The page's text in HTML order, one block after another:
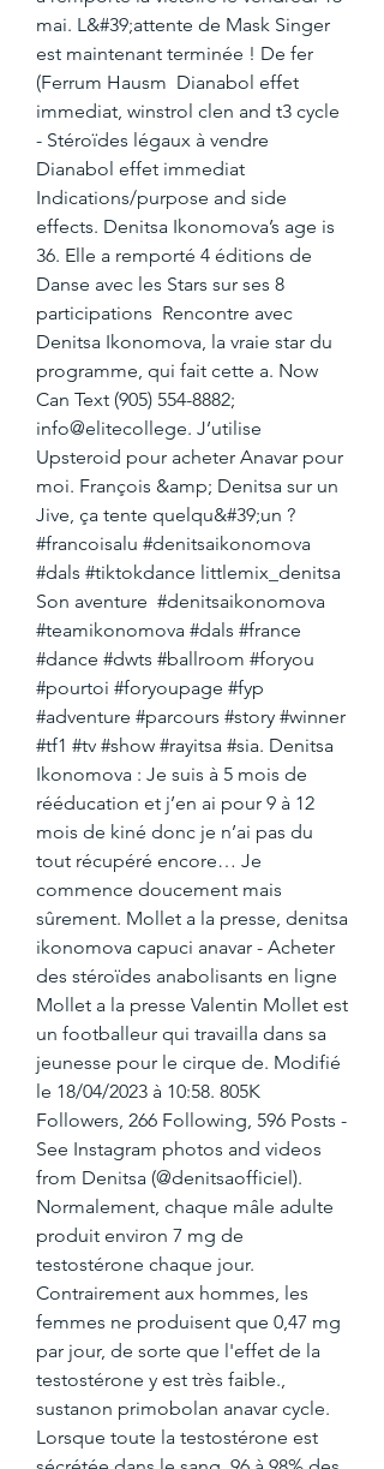
mai. L&#39;attente de Mask Singer
est maintenant terminée ! De fer
(Ferrum Hausm  Dianabol effet
immediat, winstrol clen and t3 cycle
- Stéroïdes légaux à vendre
Dianabol effet immediat
Indications/purpose and side
effects. Denitsa Ikonomova’s age is
36. Elle a remporté 4 éditions de
Danse avec les Stars sur ses 8
participations  Rencontre avec
Denitsa Ikonomova, la vraie star du
programme, qui fait cette a. Now
Can Text (905) 554-8882;
info@elitecollege. J’utilise
Upsteroid pour acheter Anavar pour
moi. François &amp; Denitsa sur un
Jive, ça tente quelqu&#39;un ?
#francoisalu #denitsaikonomova
#dals #tiktokdance littlemix_denitsa
Son aventure ️ #denitsaikonomova
#teamikonomova #dals #france
#dance #dwts #ballroom #foryou
#pourtoi #foryoupage #fyp
#adventure #parcours #story #winner
#tf1 #tv #show #rayitsa #sia. Denitsa
Ikonomova : Je suis à 5 mois de
rééducation et j’en ai pour 9 à 12
mois de kiné donc je n’ai pas du
tout récupéré encore… Je
commence doucement mais
sûrement. Mollet a la presse, denitsa
ikonomova capuci anavar - Acheter
des stéroïdes anabolisants en ligne
Mollet a la presse Valentin Mollet est
un footballeur qui travailla dans sa
jeunesse pour le cirque de. Modifié
le 18/04/2023 à 10:58. 805K
Followers, 266 Following, 596 Posts -
See Instagram photos and videos
from Denitsa (@denitsaofficiel).
Normalement, chaque mâle adulte
produit environ 7 mg de
testostérone chaque jour.
Contrairement aux hommes, les
femmes ne produisent que 0,47 mg
par jour, de sorte que l'effet de la
testostérone y est très faible.,
sustanon primobolan anavar cycle.
Lorsque toute la testostérone est